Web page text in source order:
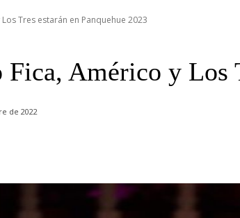
Tres estarán en Panquehue 2023
Américo y Los
de 2022